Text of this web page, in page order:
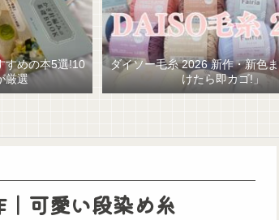
すめの本5選!10
厳選
ダイソー毛糸 2026 新作・新色
けたら即カゴ!」
可愛い段染め糸